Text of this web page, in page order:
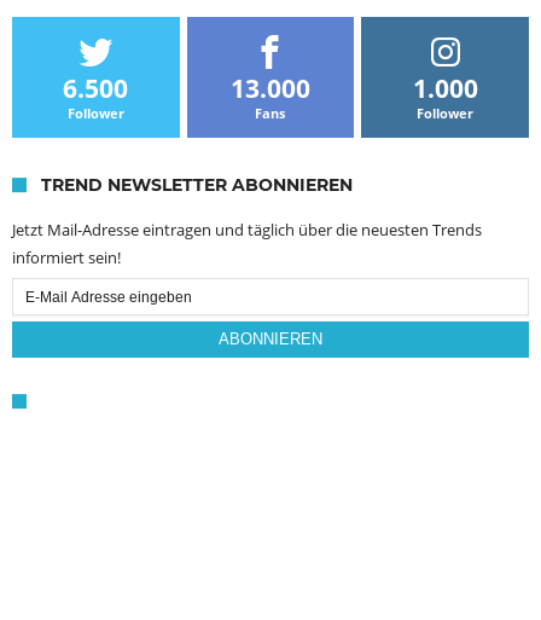
6.500
Follower
13.000
Fans
1.000
Follower
TREND NEWSLETTER ABONNIEREN
Jetzt Mail-Adresse eintragen und täglich über die neuesten Trends
informiert sein!
Email
Subscription
ABONNIEREN